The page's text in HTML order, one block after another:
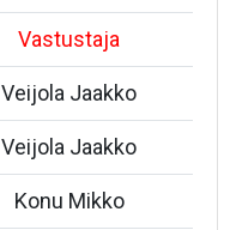
Vastustaja
Veijola Jaakko
Veijola Jaakko
Konu Mikko